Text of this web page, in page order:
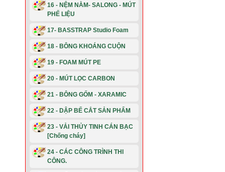
16 - NỆM NẰM- SALONG - MÚT
PHẾ LIỆU
17- BASSTRAP Studio Foam
18 - BÔNG KHOÁNG CUỘN
19 - FOAM MÚT PE
20 - MÚT LỌC CARBON
21 - BÔNG GỐM - XARAMIC
22 - DẬP BẾ CẮT SẢN PHẨM
23 - VẢI THỦY TINH CÁN BẠC
[Chống cháy]
24 - CÁC CÔNG TRÌNH THI
CÔNG.